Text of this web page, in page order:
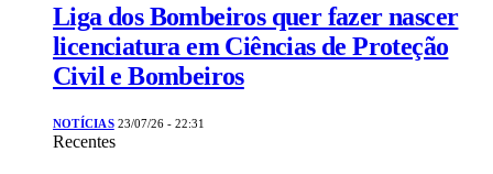
Liga dos Bombeiros quer fazer nascer
licenciatura em Ciências de Proteção
Civil e Bombeiros
NOTÍCIAS 23/07/26 - 22:31
Recentes